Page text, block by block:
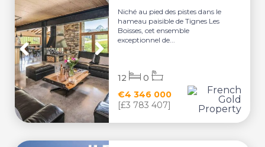
Niché au pied des pistes dans le
hameau paisible de Tignes Les
Boisses, cet ensemble
exceptionnel de...
€4 346 000
[£3 783 407]
12 0